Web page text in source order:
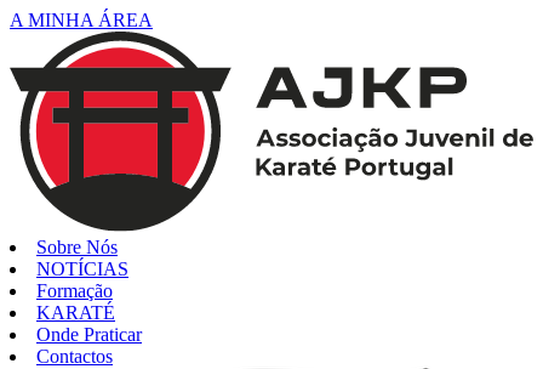
A MINHA ÁREA
Sobre Nós
NOTÍCIAS
Formação
KARATÉ
Onde Praticar
Contactos